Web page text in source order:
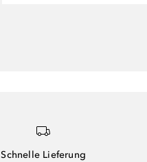
Schnelle Lieferung